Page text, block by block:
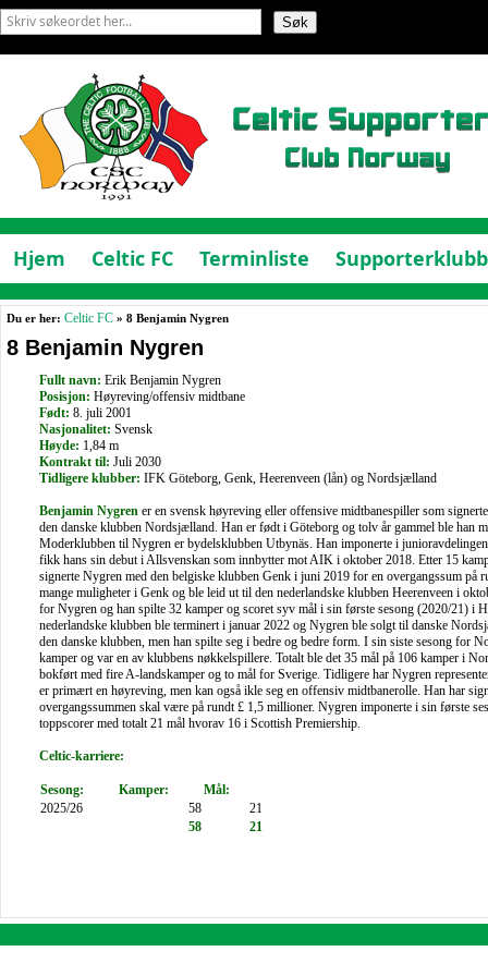
Hjem Celtic FC Terminliste
Du er her: Celtic FC » 8 Benjamin Nygren
8 Benjamin Nygren
Fullt navn: Erik Benjamin Nygren
Posisjon: Høyreving/offensiv midtbane
Født: 8. juli 2001
Nasjonalitet: Svensk
Høyde: 1,84 m
Kontrakt til: Juli 2030
Tidligere klubber: IFK Göteborg, Genk, Heerenveen (lån) og Nordsjælland
Benjamin Nygren er en svensk høyreving eller offensive midtbanespiller som
den danske klubben Nordsjælland. Han er født i Göteborg og tolv år gammel ble han
Moderklubben til Nygren er bydelsklubben Utbynäs. Han imponerte i
fikk hans sin debut i Allsvenskan som innbytter mot AIK i oktober 2018. Etter 15
signerte Nygren med den belgiske klubben Genk i juni 2019 for en overgangssum
mange muligheter i Genk og ble leid ut til den nederlandske klubben Heerenveen i
for Nygren og han spilte 32 kamper og scoret syv mål i sin første sesong (2020/21) i
nederlandske klubben ble terminert i januar 2022 og Nygren ble solgt til danske
den danske klubben, men han spilte seg i bedre og bedre form. I sin siste sesong for
kamper og var en av klubbens nøkkelspillere. Totalt ble det 35 mål på 106 kamper i
bokført med fire A-landskamper og to mål for Sverige. Tidligere har Nygren
er primært en høyreving, men kan også ikle seg en offensiv midtbanerolle. Han har
overgangssummen skal være på rundt £ 1,5 millioner. Nygren imponerte i sin første
toppscorer med totalt 21 mål hvorav 16 i Scottish Premiership.
Celtic-karriere:
Sesong: Kamper:
Mål:
2025/26
58
21
58
21